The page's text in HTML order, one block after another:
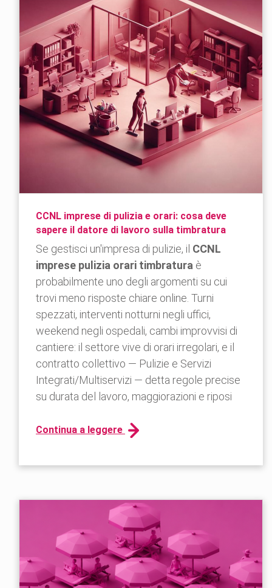
CCNL imprese di pulizia e orari: cosa deve
sapere il datore di lavoro sulla timbratura
Se gestisci un'impresa di pulizie, il CCNL
imprese pulizia orari timbratura è
probabilmente uno degli argomenti su cui
trovi meno risposte chiare online. Turni
spezzati, interventi notturni negli uffici,
weekend negli ospedali, cambi improvvisi di
cantiere: il settore vive di orari irregolari, e il
contratto collettivo — Pulizie e Servizi
Integrati/Multiservizi — detta regole precise
su durata del lavoro, maggiorazioni e riposi
Continua a leggere